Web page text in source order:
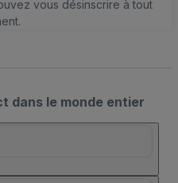
vous désinscrire à tout
dans le monde entier